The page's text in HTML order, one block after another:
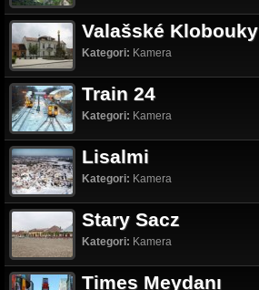
Valašské Klobouky
Kategori: Kamera
Train 24
Kategori: Kamera
Lisalmi
Kategori: Kamera
Stary Sacz
Kategori: Kamera
Times Meydanı